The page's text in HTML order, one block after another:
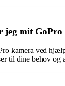
jeg mit GoPro
kamera ved
til dine behov og